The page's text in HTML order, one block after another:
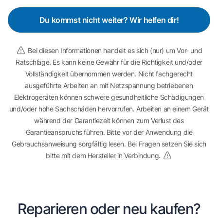
Du kommst nicht weiter? Wir helfen dir!
Bei diesen Informationen handelt es sich (nur) um Vor- und
Ratschläge. Es kann keine Gewähr für die Richtigkeit und/oder
Vollständigkeit übernommen werden. Nicht fachgerecht
ausgeführte Arbeiten an mit Netzspannung betriebenen
Elektrogeräten können schwere gesundheitliche Schädigungen
und/oder hohe Sachschäden hervorrufen. Arbeiten an einem Gerät
während der Garantiezeit können zum Verlust des
Garantieanspruchs führen. Bitte vor der Anwendung die
Gebrauchsanweisung sorgfältig lesen. Bei Fragen setzen Sie sich
bitte mit dem Hersteller in Verbindung.
Reparieren oder neu kaufen?